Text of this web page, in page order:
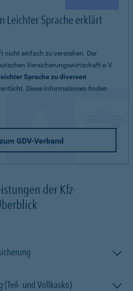
Leichter Sprache erklärt
nicht einfach zu verstehen. Der
Versicherungswirtschaft e.V.
Sprache zu diversen
Diese Informationen finden
zum GDV-Verband
der Kfz-
(Teil- und Vollkasko)